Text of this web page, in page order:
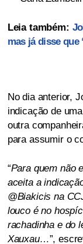
Leia também:
mas já disse que
No dia anterior,
indicação de uma
outra
para assumir o
“Para quem não
aceita a
@Biakicis na
louco é no
rachadinha e do
Xauxau…”,